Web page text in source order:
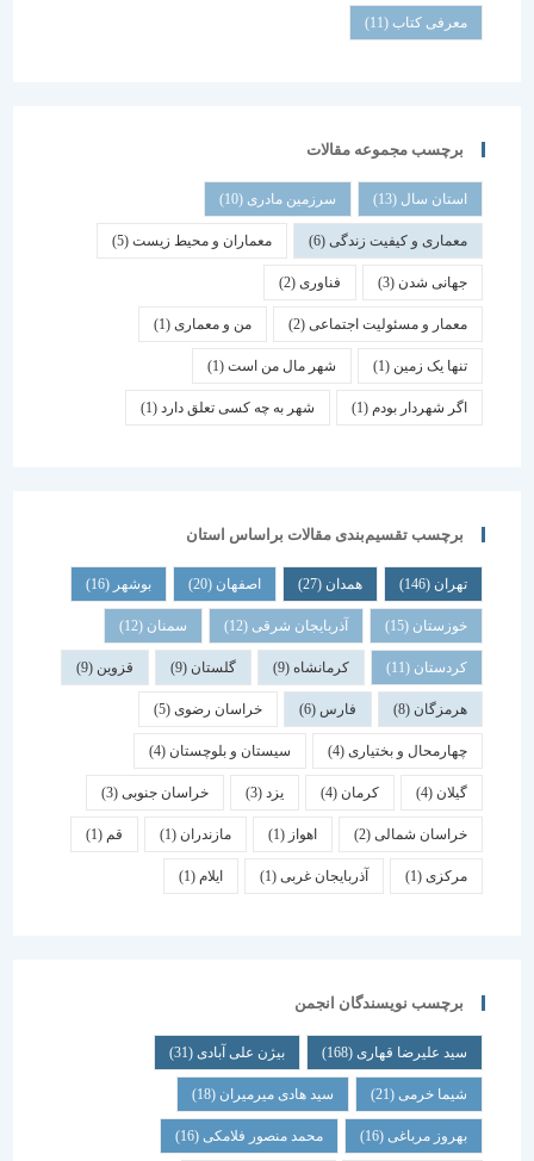
معرفی کتاب(11)
برچسب مجموعه مقالات
استان سال(13) سرزمین مادری(10)
معماری و کیفیت زندگی(6) معماران و محیط زیست(5)
جهانی شدن(3) فناوری (2)
معمار و مسئولیت اجتماعی (2) من و معماری (1)
تنها یک زمین(1) شهر مال من است(1)
اگر شهردار بودم (1) شهر به چه کسی تعلق دارد(1)
برچسب تقسیم‌بندی مقالات براساس استان
همدان اصفهان (20) بوشهر
خوزستان(15) آذربایجان شرقی(12) سمنان (12)
کردستان(11) کرمانشاه(9) گلستان (9) قزوین
هرمزگان(8) فارس خراسان رضوی(5)
چهارمحال و بختیاری (4) سیستان و بلوچستان(4)
کرمان یزد خراسان جنوبی(3)
خراسان شمالی(2) اهواز مازندران(1) قم
(1) آذربایجان غربی(1) ایلام
برچسب نویسندگان انجمن
سید علیرضا قهاری(168) بیژن علی آبادی(31)
شیما خرمی(21) سید هادی میرمیران(18)
بهروز مرباغی (16) محمد منصور فلامکی (16)